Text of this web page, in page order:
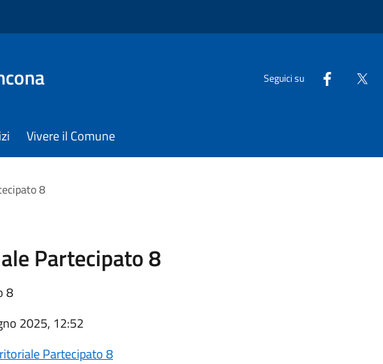
Seguici su
Vivere il Comune
8
Partecipato 8
8
2025, 12:52
Partecipato 8